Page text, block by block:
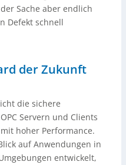
Sache aber endlich
Defekt schnell
der Zukunft
die sichere
Servern und Clients
hoher Performance.
auf Anwendungen in
entwickelt,